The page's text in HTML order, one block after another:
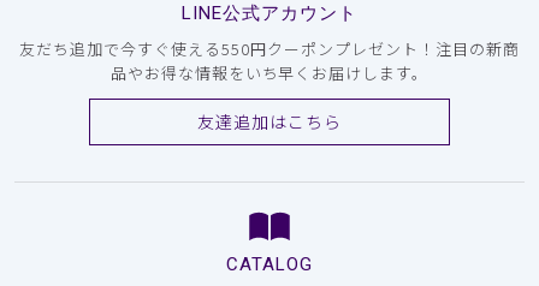
LINE公式アカウント
友だち追加で今すぐ使える550円クーポンプレゼント！注目の新商
品やお得な情報をいち早くお届けします。
友達追加はこちら
CATALOG